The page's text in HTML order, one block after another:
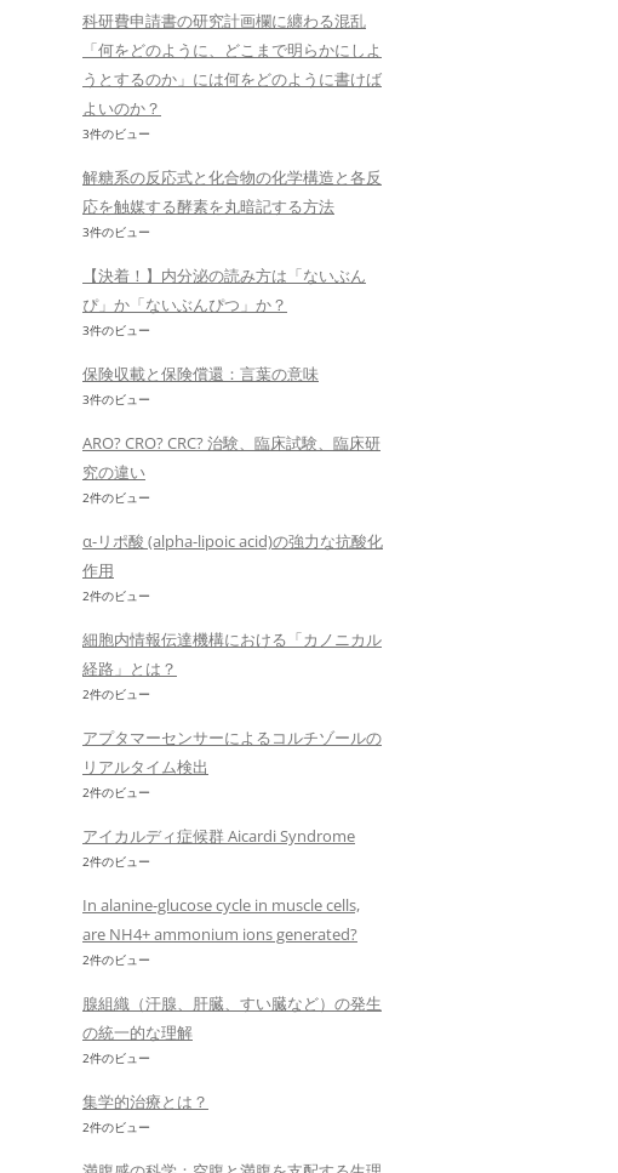
科研費申請書の研究計画欄に纏わる混乱
「何をどのように、どこまで明らかにしよ
うとするのか」には何をどのように書けば
よいのか？
3件のビュー
解糖系の反応式と化合物の化学構造と各反
応を触媒する酵素を丸暗記する方法
3件のビュー
【決着！】内分泌の読み方は「ないぶん
ぴ」か「ないぶんぴつ」か？
3件のビュー
保険収載と保険償還：言葉の意味
3件のビュー
ARO? CRO? CRC? 治験、臨床試験、臨床研
究の違い
2件のビュー
α-リポ酸 (alpha-lipoic acid)の強力な抗酸化
作用
2件のビュー
細胞内情報伝達機構における「カノニカル
経路」とは？
2件のビュー
アプタマーセンサーによるコルチゾールの
リアルタイム検出
2件のビュー
アイカルディ症候群 Aicardi Syndrome
2件のビュー
In alanine-glucose cycle in muscle cells,
are NH4+ ammonium ions generated?
2件のビュー
腺組織（汗腺、肝臓、すい臓など）の発生
の統一的な理解
2件のビュー
集学的治療とは？
2件のビュー